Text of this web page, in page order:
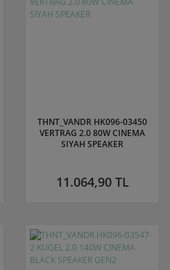
THNT_VANDR HK096-03450
VERTRAG 2.0 80W CINEMA
SIYAH SPEAKER
11.064,90 TL